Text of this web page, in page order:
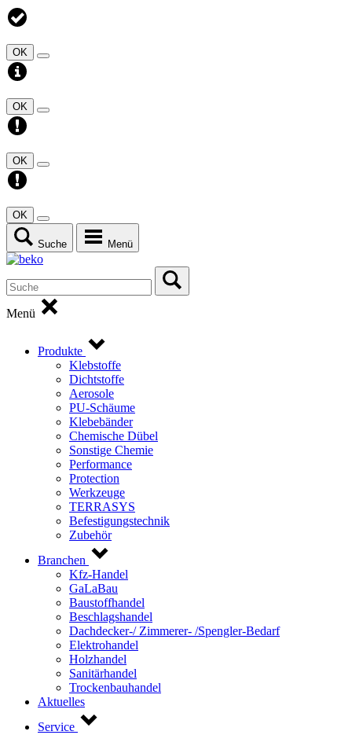
OK
OK
OK
OK
Suche Menü
Menü
Produkte
Klebstoffe
Dichtstoffe
Aerosole
PU-Schäume
Klebebänder
Chemische Dübel
Sonstige Chemie
Performance
Protection
Werkzeuge
TERRASYS
Befestigungstechnik
Zubehör
Branchen
Kfz-Handel
GaLaBau
Baustoffhandel
Beschlagshandel
Dachdecker-/ Zimmerer- /Spengler-Bedarf
Elektrohandel
Holzhandel
Sanitärhandel
Trockenbauhandel
Aktuelles
Service